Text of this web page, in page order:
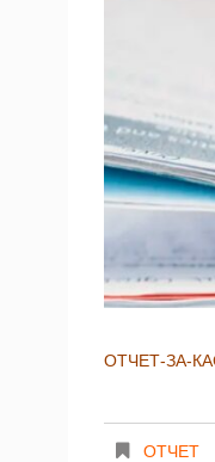
ОТЧЕТ-ЗА-
ОТЧЕТ